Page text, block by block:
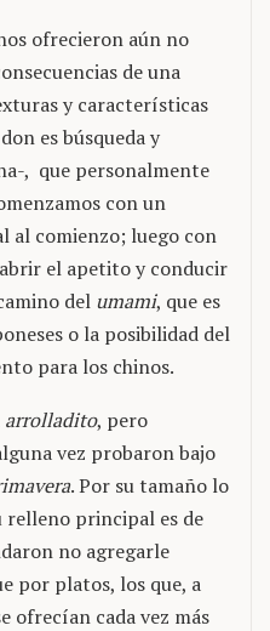
ofrecieron aún no
de una
y características
es búsqueda y
, que personalmente
con un
al comienzo; luego con
el apetito y conducir
del umami, que es
o la posibilidad del
para los chinos.
arrolladito, pero
vez probaron bajo
. Por su tamaño lo
relleno principal es de
no agregarle
por platos, los que, a
ofrecían cada vez más